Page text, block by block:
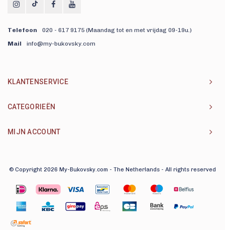
Telefoon
020 - 617 9175 (Maandag tot en met vrijdag 09-19u.)
Mail
info@my-bukovsky.com
KLANTENSERVICE
CATEGORIEËN
MIJN ACCOUNT
© Copyright 2026 My-Bukovsky.com - The Netherlands - All rights reserved